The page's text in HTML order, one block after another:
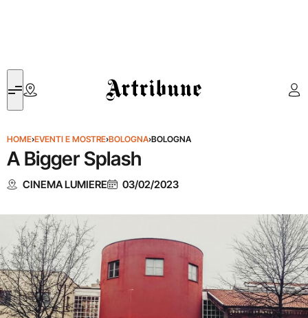
Artribune
HOME›EVENTI E MOSTRE›BOLOGNA›BOLOGNA
A Bigger Splash
CINEMA LUMIERE 03/02/2023